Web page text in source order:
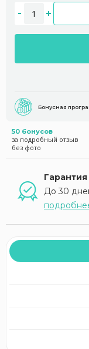
Бонусная
50 бонусов
за подробный отзыв
без фото
До 30